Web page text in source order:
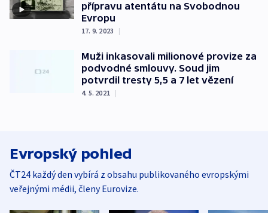
přípravu atentátu na Svobodnou
Evropu
17. 9. 2023 |
Muži inkasovali milionové provize za
podvodné smlouvy. Soud jim
potvrdil tresty 5,5 a 7 let vězení
4. 5. 2021 |
Evropský pohled
ČT24 každý den vybírá z obsahu publikovaného evropskými
veřejnými médii, členy Eurovize.